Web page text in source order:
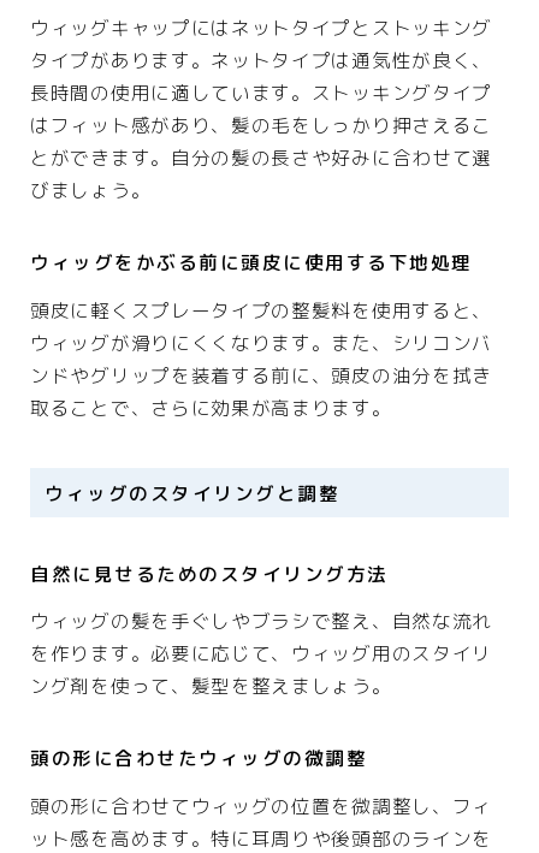
ウィッグキャップにはネットタイプとストッキング
タイプがあります。ネットタイプは通気性が良く、
長時間の使用に適しています。ストッキングタイプ
はフィット感があり、髪の毛をしっかり押さえるこ
とができます。自分の髪の長さや好みに合わせて選
びましょう。
ウィッグをかぶる前に頭皮に使用する下地処理
頭皮に軽くスプレータイプの整髪料を使用すると、
ウィッグが滑りにくくなります。また、シリコンバ
ンドやグリップを装着する前に、頭皮の油分を拭き
取ることで、さらに効果が高まります。
ウィッグのスタイリングと調整
自然に見せるためのスタイリング方法
ウィッグの髪を手ぐしやブラシで整え、自然な流れ
を作ります。必要に応じて、ウィッグ用のスタイリ
ング剤を使って、髪型を整えましょう。
頭の形に合わせたウィッグの微調整
頭の形に合わせてウィッグの位置を微調整し、フィ
ット感を高めます。特に耳周りや後頭部のラインを